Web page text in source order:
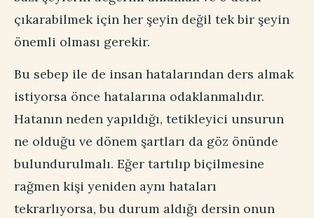
çıkarabilmek için her şeyin değil tek bir şeyin
önemli olması gerekir.
Bu sebep ile de insan hatalarından ders almak
istiyorsa önce hatalarına odaklanmalıdır.
Hatanın neden yapıldığı, tetikleyici unsurun
ne olduğu ve dönem şartları da göz önünde
bulundurulmalı. Eğer tartılıp biçilmesine
rağmen kişi yeniden aynı hataları
tekrarlıyorsa, bu durum aldığı dersin onun